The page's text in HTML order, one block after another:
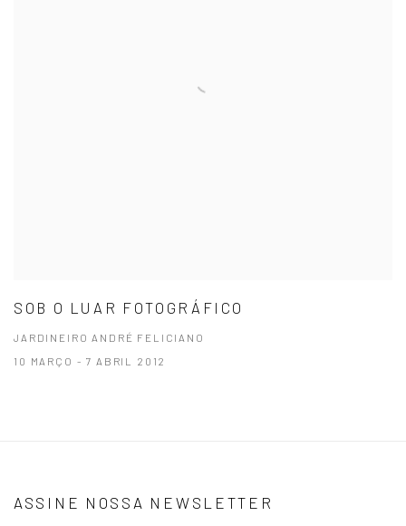
SOB O LUAR FOTOGRÁFICO
JARDINEIRO ANDRÉ FELICIANO
10 MARÇO - 7 ABRIL 2012
ASSINE NOSSA NEWSLETTER